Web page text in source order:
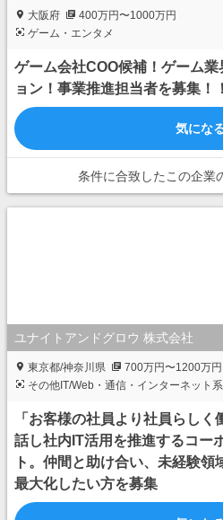
大阪府
400万円〜1000万円
ゲーム・エンタメ
ゲーム会社COO候補！ゲーム
ョン！事業推進担当者を募集
気にな
条件に合致したこの企業
ユナイトアンドグロウ 株式会社
東京都/神奈川県
700万円〜1200万円
その他IT/Web・通信・インターネット系
「お客様の社員より社員らし
話し社内IT活用を推進するコー
ト。仲間と助け合い、未経験
最大化したい方を募集